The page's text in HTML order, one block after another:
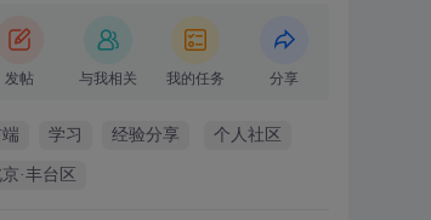
发帖 与我相关 我的任务 分享
学习 经验分享 个人社区
·丰台区